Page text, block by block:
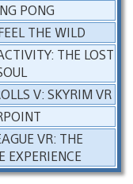
PONG
THE WILD
THE LOST
V: SKYRIM VR
VR: THE
EXPERIENCE